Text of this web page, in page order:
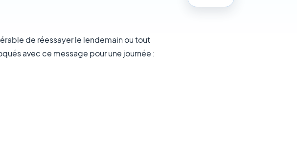
de réessayer le lendemain ou tout
avec ce message pour une journée :